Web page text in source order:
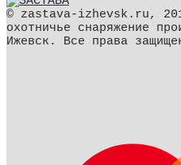
© zastava-izhevsk.ru,
охотничье снаряжение
Ижевск. Все права